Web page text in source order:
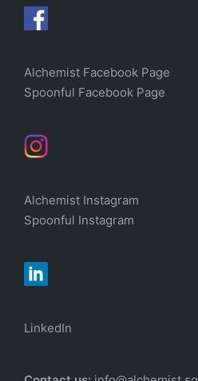
Alchemist Facebook Page
Spoonful Facebook Page
Alchemist Instagram
Spoonful Instagram
LinkedIn